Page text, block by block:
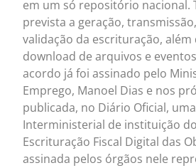
em um só repositório nacional.
prevista a geração,
validação da escrituração,
download de arquivos e
acordo já foi assinado pelo
Emprego, Manoel Dias e nos
publicada, no Diário Oficial,
Interministerial de instituição
Escrituração Fiscal Digital das
assinada pelos órgãos nele